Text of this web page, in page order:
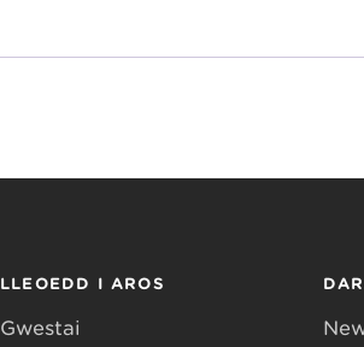
LLEOEDD I AROS
Gwestai